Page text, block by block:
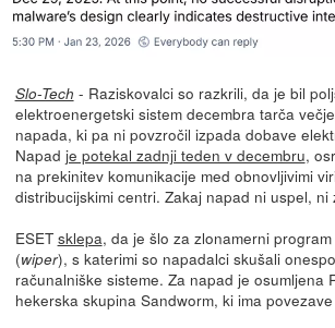
Slo-Tech - Raziskovalci so razkrili, da je bil
elektroenergetski sistem decembra tarča
napada, ki pa ni povzročil izpada dobave
Napad je potekal zadnji teden v decembru,
na prekinitev komunikacije med obnovljivimi
distribucijskimi centri. Zakaj napad ni uspel, ni
ESET sklepa, da je šlo za zlonamerni
(wiper), s katerimi so napadalci skušali
računalniške sisteme. Za napad je osumljena
hekerska skupina Sandworm, ki ima